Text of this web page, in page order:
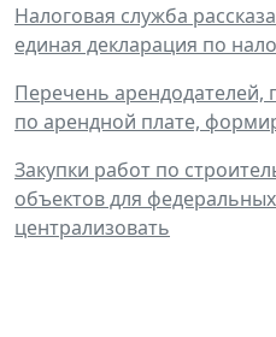
Налоговая служба
единая декларация по
Перечень арендодателей,
по арендной плате,
Закупки работ по
объектов для
централизовать